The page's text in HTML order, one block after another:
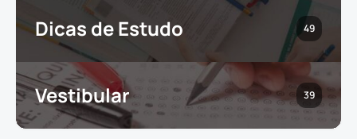
Dicas de Estudo 49
Vestibular 39